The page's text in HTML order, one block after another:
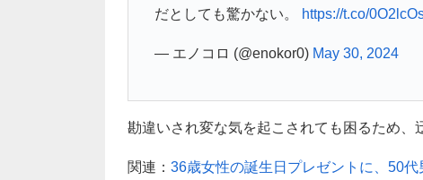
だとしても驚かない。
https://t.co/
— エノコロ (@enokor0) May 30, 2024
勘違いされ変な気を起こされても困るため、
関連： 36歳女性の誕生日プレゼントに、50